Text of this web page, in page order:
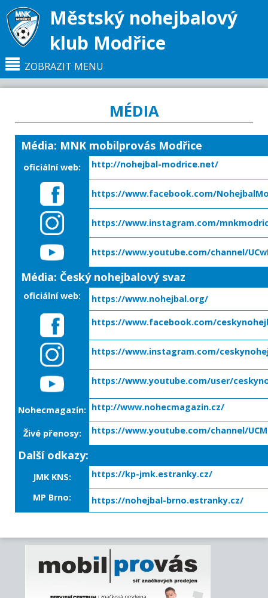
Městský nohejbalový
klub Modřice
ZOBRAZIT MENU
MÉDIA
Média: MNK mobilprovás Modřice
oficiální web: http://nohejbal-modrice.net/
https://www.facebook.com/
https://www.instagram.com/
https://www.youtube.com/channel/
Média: Český nohejbalový svaz
oficiální web: https://www.nohejbal.org/
https://www.facebook.com/
https://www.instagram.com/
https://www.youtube.com/user/
Nohecmagazín: http://www.nohecmagazin.cz/
Živé přenosy: https://www.youtube.com/channel/
Další odkazy:
JMK KNS: https://kp-jmk.estranky.cz/
MP Brno: https://nohejbal-brno.estranky.cz/